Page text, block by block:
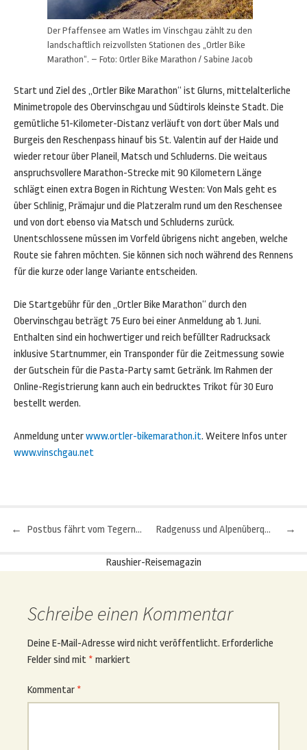
Der Pfaffensee am Watles im Vinschgau zählt zu den
landschaftlich reizvollsten Stationen des „Ortler Bike
Marathon“. – Foto: Ortler Bike Marathon / Sabine Jacob
Start und Ziel des „Ortler Bike Marathon“ ist Glurns, mittelalterliche
Minimetropole des Obervinschgau und Südtirols kleinste Stadt. Die
gemütliche 51-Kilometer-Distanz verläuft von dort über Mals und
Burgeis den Reschenpass hinauf bis St. Valentin auf der Haide und
wieder retour über Planeil, Matsch und Schluderns. Die weitaus
anspruchsvollere Marathon-Strecke mit 90 Kilometern Länge
schlägt einen extra Bogen in Richtung Westen: Von Mals geht es
über Schlinig, Prämajur und die Platzeralm rund um den Reschensee
und von dort ebenso via Matsch und Schluderns zurück.
Unentschlossene müssen im Vorfeld übrigens nicht angeben, welche
Route sie fahren möchten. Sie können sich noch während des Rennens
für die kurze oder lange Variante entscheiden.
Die Startgebühr für den „Ortler Bike Marathon“ durch den
Obervinschgau beträgt 75 Euro bei einer Anmeldung ab 1. Juni.
Enthalten sind ein hochwertiger und reich befüllter Radrucksack
inklusive Startnummer, ein Transponder für die Zeitmessung sowie
der Gutschein für die Pasta-Party samt Getränk. Im Rahmen der
Online-Registrierung kann auch ein bedrucktes Trikot für 30 Euro
bestellt werden.
Anmeldung unterwww.ortler-bikemarathon.it. Weitere Infos unter
www.vinschgau.net
Beitragsnavigation
← Postbus fährt vom Tegernsee auch nach Nürnberg →
Radgenuss und Alpenüberquerung bis zur Adria
Raushier-Reisemagazin
Schreibe einen Kommentar
Deine E-Mail-Adresse wird nicht veröffentlicht. Erforderliche
Felder sind mit * markiert
Kommentar *